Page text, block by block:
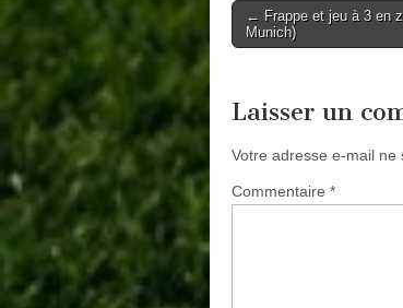
Post
navigation
← Frappe et jeu à 3 en
Munich)
Laisser un
Votre adresse e-mail ne
Commentaire *